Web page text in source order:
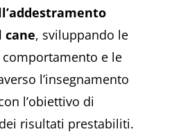
cane, sviluppando le
e le
l’insegnamento
l’obiettivo di
risultati prestabiliti.